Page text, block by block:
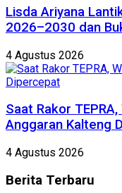
Lisda Ariyana
2026–2030 dan
4 Agustus 2026
Saat Rakor
Anggaran Kalteng
4 Agustus 2026
Berita Terbaru